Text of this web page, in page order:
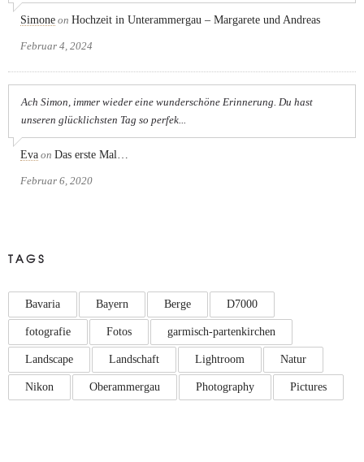
Simone on Hochzeit in Unterammergau – Margarete und Andreas
Februar 4, 2024
Ach Simon, immer wieder eine wunderschöne Erinnerung. Du hast
unseren glücklichsten Tag so perfek...
Eva on Das erste Mal…
Februar 6, 2020
TAGS
Bavaria Bayern Berge D7000
fotografie Fotos garmisch-partenkirchen
Landscape Landschaft Lightroom Natur
Nikon Oberammergau Photography Pictures